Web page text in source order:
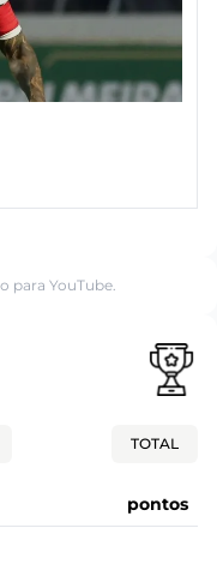
para YouTube.
TOTAL
pontos